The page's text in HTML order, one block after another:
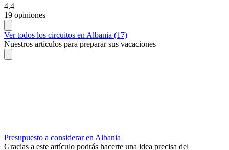
4.4
19 opiniones
Ver todos los circuitos en Albania (17)
Nuestros artículos para preparar sus vacaciones
Presupuesto a considerar en Albania
Gracias a este artículo podrás hacerte una idea precisa del